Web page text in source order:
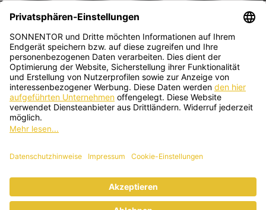
Deutsch
SONNENTOR Kräuterhandels GMBH
Sprögnitz 10, 3913 Sprögnitz, Österreich
deine Fragen